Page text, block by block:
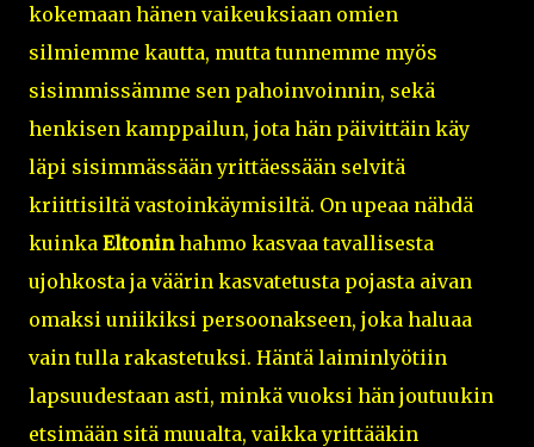
kokemaan hänen vaikeuksiaan omien
silmiemme kautta, mutta tunnemme myös
sisimmissämme sen pahoinvoinnin, sekä
henkisen kamppailun, jota hän päivittäin käy
läpi sisimmässään yrittäessään selvitä
kriittisiltä vastoinkäymisiltä. On upeaa nähdä
kuinka Eltoninhahmo kasvaa tavallisesta
ujohkosta ja väärin kasvatetusta pojasta aivan
omaksi uniikiksi persoonakseen, joka haluaa
vain tulla rakastetuksi. Häntä laiminlyötiin
lapsuudestaan asti, minkä vuoksi hän joutuukin
etsimään sitä muualta, vaikka yrittääkin